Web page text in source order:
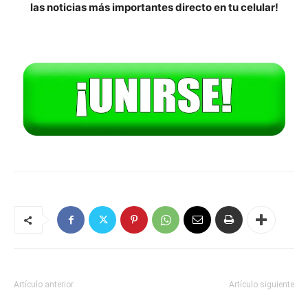
las noticias más importantes directo en tu celular!
Artículo anterior Artículo siguiente